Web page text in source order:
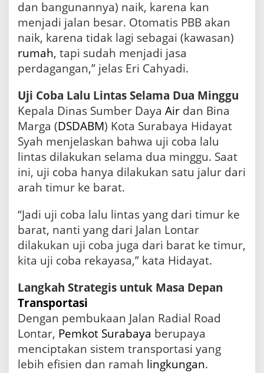
dan bangunannya) naik, karena kan
menjadi jalan besar. Otomatis PBB akan
naik, karena tidak lagi sebagai (kawasan)
rumah, tapi sudah menjadi jasa
perdagangan,” jelas Eri Cahyadi.
Uji Coba Lalu Lintas Selama Dua Minggu
Kepala Dinas Sumber Daya Air dan Bina
Marga (DSDABM) Kota Surabaya Hidayat
Syah menjelaskan bahwa uji coba lalu
lintas dilakukan selama dua minggu. Saat
ini, uji coba hanya dilakukan satu jalur dari
arah timur ke barat.
“Jadi uji coba lalu lintas yang dari timur ke
barat, nanti yang dari Jalan Lontar
dilakukan uji coba juga dari barat ke timur,
kita uji coba rekayasa,” kata Hidayat.
Langkah Strategis untuk Masa Depan
Transportasi
Dengan pembukaan Jalan Radial Road
Lontar, Pemkot Surabaya berupaya
menciptakan sistem transportasi yang
lebih efisien dan ramah lingkungan.